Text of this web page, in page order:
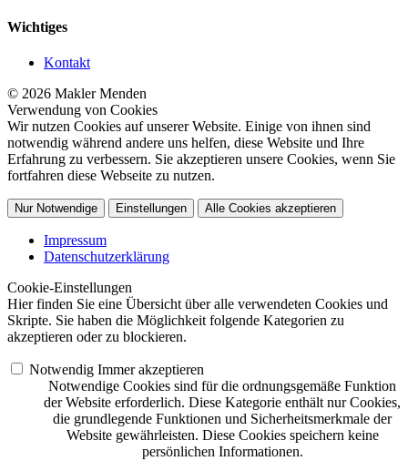
Wichtiges
Kontakt
© 2026 Makler Menden
Verwendung von Cookies
Wir nutzen Cookies auf unserer Website. Einige von ihnen sind
notwendig während andere uns helfen, diese Website und Ihre
Erfahrung zu verbessern. Sie akzeptieren unsere Cookies, wenn Sie
fortfahren diese Webseite zu nutzen.
Nur Notwendige Einstellungen Alle Cookies akzeptieren
Impressum
Datenschutzerklärung
Cookie-Einstellungen
Hier finden Sie eine Übersicht über alle verwendeten Cookies und
Skripte. Sie haben die Möglichkeit folgende Kategorien zu
akzeptieren oder zu blockieren.
Notwendig Immer akzeptieren
Notwendige Cookies sind für die ordnungsgemäße Funktion
der Website erforderlich. Diese Kategorie enthält nur Cookies,
die grundlegende Funktionen und Sicherheitsmerkmale der
Website gewährleisten. Diese Cookies speichern keine
persönlichen Informationen.